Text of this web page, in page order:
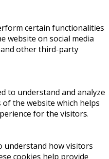
certain functionalities
website on social media
other third-party
to understand and analyze
the website which helps
for the visitors.
understand how visitors
cookies help provide